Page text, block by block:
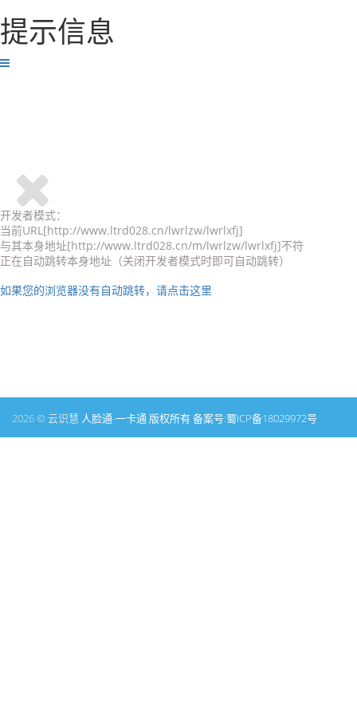
提示信息
开发者模式：
当前URL[http://www.ltrd028.cn/lwrlzw/lwrlxfj]
与其本身地址[http://www.ltrd028.cn/m/lwrlzw/lwrlxfj]不符
正在自动跳转本身地址（关闭开发者模式时即可自动跳转）
如果您的浏览器没有自动跳转，请点击这里
2026 © 云识慧 人脸通-一卡通 版权所有 备案号:蜀ICP备18029972号